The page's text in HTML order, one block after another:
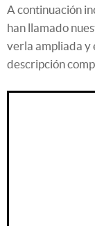
A continuación
han llamado
verla ampliada y
descripción